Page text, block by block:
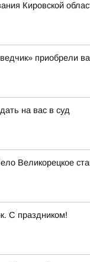
Кировской
приобрели
на вас в суд
Великорецкое
С праздником!